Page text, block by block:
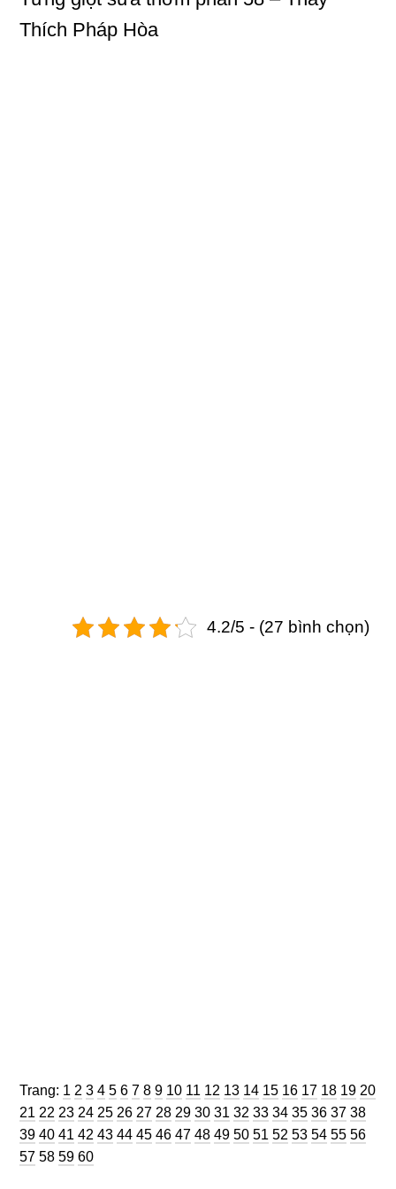
Thích Pháp Hòa
4.2/5 - (27 bình chọn)
Trang: Trang
1 Trang
2 Trang
3 Trang
4 Trang
5 Trang
6 Trang
7 Trang
8 Trang
9 Trang
10 Trang
11 Trang
12 Trang
13 Trang
14 Trang
15 Trang
16 Trang
17 Trang
18 Trang
19 Trang
20
Trang
21 Trang
22 Trang
23 Trang
24 Trang
25 Trang
26 Trang
27 Trang
28 Trang
29 Trang
30 Trang
31 Trang
32 Trang
33 Trang
34 Trang
35 Trang
36 Trang
37 Trang
38
39 Trang
40 Trang
41 Trang
42 Trang
43 Trang
44 Trang
45 Trang
46 Trang
47 Trang
48 Trang
49 Trang
50 Trang
51 Trang
52 Trang
53 Trang
54 Trang
55 Trang
56
57 Trang
58 Trang
59 Trang
60